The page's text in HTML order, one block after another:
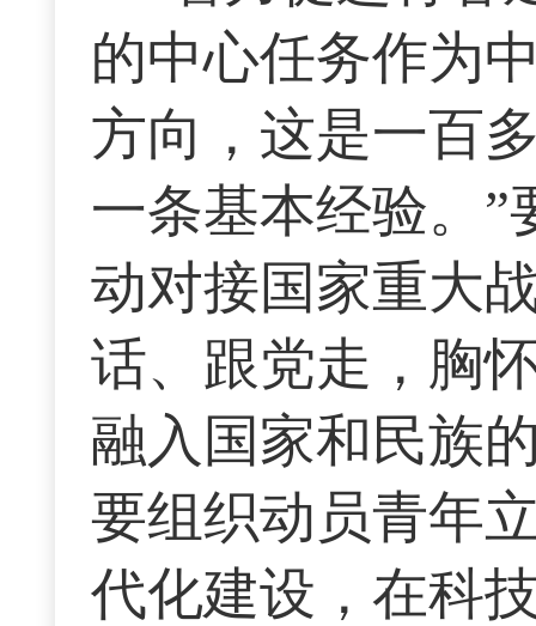
的中心任务作为
方向，这是一百
一条基本经验。
动对接国家重大
话、跟党走，胸
融入国家和民族
要组织动员青年
代化建设，在科